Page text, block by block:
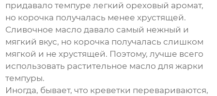
придавало темпуре легкий ореховый аромат,
но корочка получалась менее хрустящей.
Сливочное масло давало самый нежный и
мягкий вкус, но корочка получалась слишком
мягкой и не хрустящей. Поэтому, лучше всего
использовать растительное масло для жарки
темпуры.
Иногда, бывает, что креветки перевариваются,